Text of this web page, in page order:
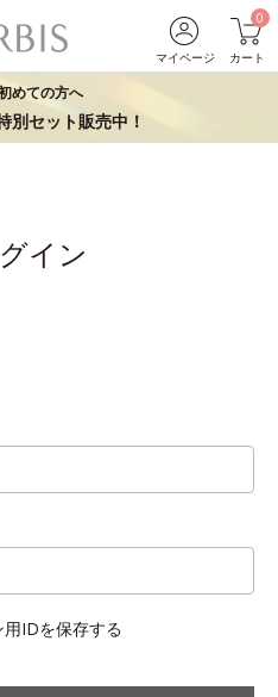
マイページ
0
カート
めての方へ
別セット販売中！
イン
用IDを保存する